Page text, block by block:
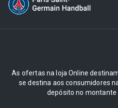
As ofertas na loja Online
se destina aos consumidores
depósito no montante